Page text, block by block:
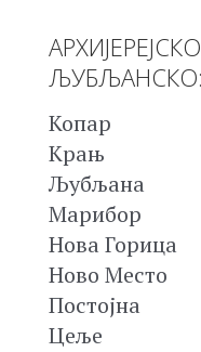
ЉУБЉАНСКО:
Копар
Крањ
Љубљана
Марибор
Нова Горица
Ново Место
Постојна
Цеље